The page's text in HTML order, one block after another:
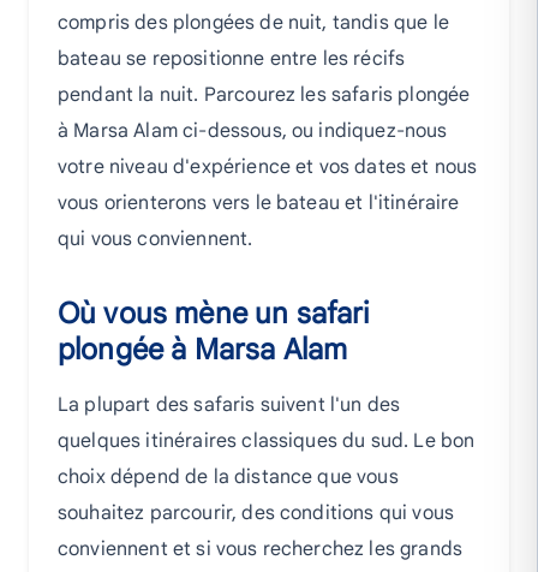
compris des plongées de nuit, tandis que le
bateau se repositionne entre les récifs
pendant la nuit. Parcourez les safaris plongée
à Marsa Alam ci-dessous, ou indiquez-nous
votre niveau d'expérience et vos dates et nous
vous orienterons vers le bateau et l'itinéraire
qui vous conviennent.
Où vous mène un safari
plongée à Marsa Alam
La plupart des safaris suivent l'un des
quelques itinéraires classiques du sud. Le bon
choix dépend de la distance que vous
souhaitez parcourir, des conditions qui vous
conviennent et si vous recherchez les grands